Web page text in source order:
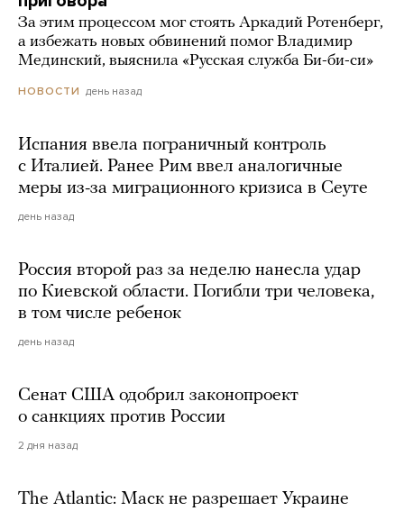
За этим процессом мог стоять Аркадий Ротенберг,
а избежать новых обвинений помог Владимир
Мединский, выяснила «Русская служба Би-би-си»
НОВОСТИ день назад
Испания ввела пограничный контроль
с Италией. Ранее Рим ввел аналогичные
меры из-за миграционного кризиса в Сеуте
день назад
Россия второй раз за неделю нанесла удар
по Киевской области. Погибли три человека,
в том числе ребенок
день назад
Сенат США одобрил законопроект
о санкциях против России
2 дня назад
The Atlantic: Маск не разрешает Украине